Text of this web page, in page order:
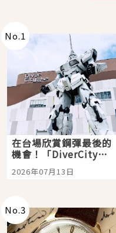
No.1
在台場欣賞鋼彈最後的
機會！「DiverCity
Tokyo Plaza」搭船、
購物、美食及夜景，一
2026年07月13日
No.3